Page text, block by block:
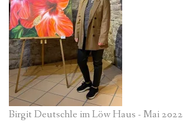
Birgit Deutschle im Löw Haus - Mai 2022